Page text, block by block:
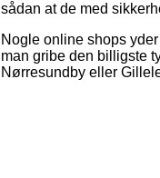
sådan at de med
Nogle online shops
man gribe den billigste
Nørresundby eller